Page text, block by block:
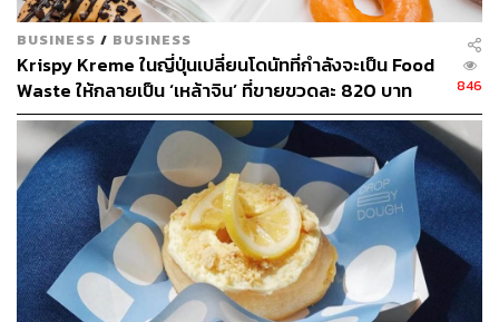
BUSINESS / BUSINESS
Krispy Kreme ในญี่ปุ่นเปลี่ยนโดนัทที่กำลังจะเป็น Food
Waste ให้กลายเป็น ‘เหล้าจิน’ ที่ขายขวดละ 820 บาท
846